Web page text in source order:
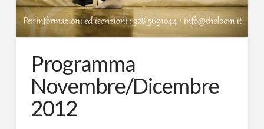
Programma
Novembre/Dicembre
2012